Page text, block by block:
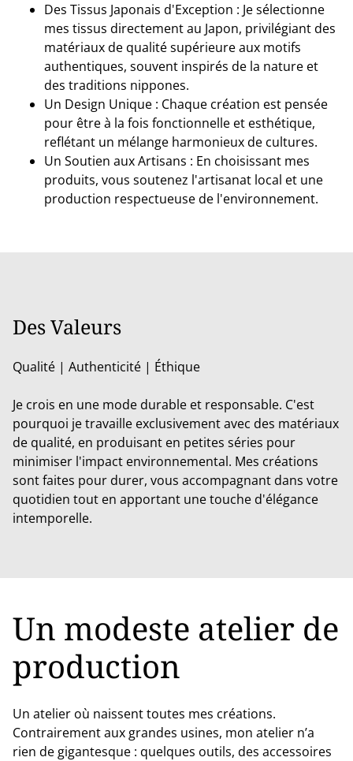
Des Tissus Japonais d'Exception : Je sélectionne
mes tissus directement au Japon, privilégiant des
matériaux de qualité supérieure aux motifs
authentiques, souvent inspirés de la nature et
des traditions nippones.
Un Design Unique : Chaque création est pensée
pour être à la fois fonctionnelle et esthétique,
reflétant un mélange harmonieux de cultures.
Un Soutien aux Artisans : En choisissant mes
produits, vous soutenez l'artisanat local et une
production respectueuse de l'environnement.
Des Valeurs
Qualité | Authenticité | Éthique
Je crois en une mode durable et responsable. C'est
pourquoi je travaille exclusivement avec des matériaux
de qualité, en produisant en petites séries pour
minimiser l'impact environnemental. Mes créations
sont faites pour durer, vous accompagnant dans votre
quotidien tout en apportant une touche d'élégance
intemporelle.
Un modeste atelier de
production
Un atelier où naissent toutes mes créations.
Contrairement aux grandes usines, mon atelier n’a
rien de gigantesque : quelques outils, des accessoires